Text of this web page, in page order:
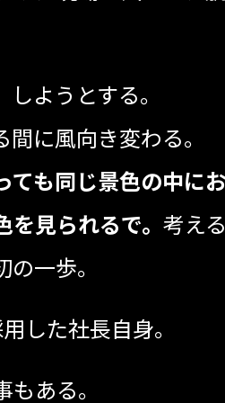
ようとする。
に風向き変わる。
も同じ景色の中にお
見られるで。 考え
一歩。
した社長自身。
ある。